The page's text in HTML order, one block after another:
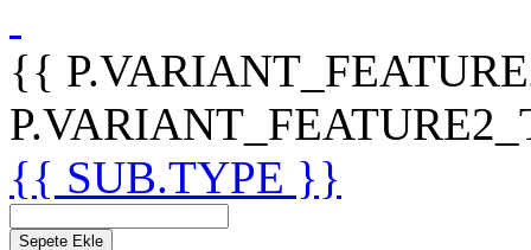
{{
{{ SUB.TYPE }}
Sepete Ekle